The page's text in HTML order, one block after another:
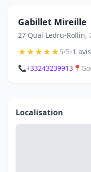
Gabillet Mireille
27 Quai Ledru-Rollin,
★★★★★5/5•1 avis
📞+33243239913 📍
Localisation